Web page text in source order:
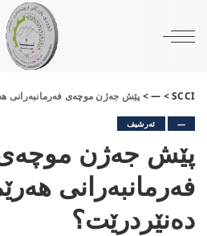
SCCI
>
—
>پێش جەژن موچەی فەرمانبەرانی
— ئەرشیف
پێش جەژن
فەرمانبەرانی
دەنێردرێت؟